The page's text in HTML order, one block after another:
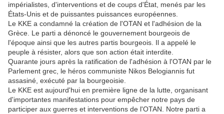
impérialistes, d'interventions et de coups d'État, menés par les
États-Unis et de puissantes puissances européennes.
Le KKE a condamné la création de l'OTAN et l'adhésion de la
Grèce. Le parti a dénoncé le gouvernement bourgeois de
l'époque ainsi que les autres partis bourgeois. Il a appelé le
peuple à résister, alors que son action était interdite.
Quarante jours après la ratification de l'adhésion à l'OTAN par le
Parlement grec, le héros communiste Nikos Belogiannis fut
assasiné, exécuté par la bourgeoisie.
Le KKE est aujourd'hui en première ligne de la lutte, organisant
d'importantes manifestations pour empêcher notre pays de
participer aux guerres et interventions de l'OTAN. Notre parti a